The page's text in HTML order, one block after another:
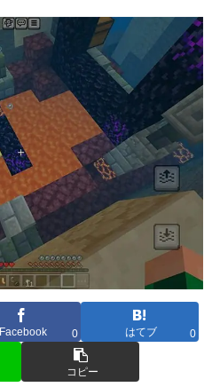
Facebook 0 はてブ 0
コピー